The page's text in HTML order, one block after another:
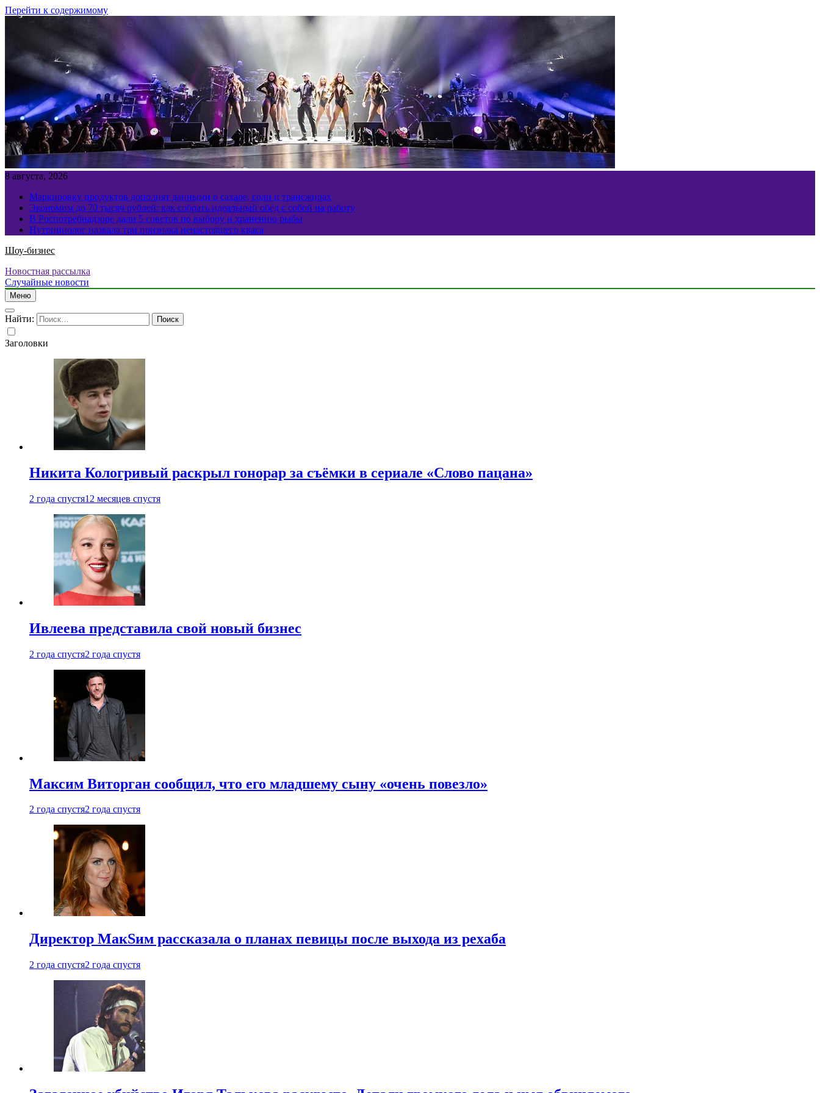
Перейти к содержимому
8 августа, 2026
Маркировку продуктов дополнят данными о сахаре, соли и трансжирах
Экономим до 70 тысяч рублей: как собрать идеальный обед с собой на работу
В Роспотребнадзоре дали 5 советов по выбору и хранению рыбы
Нутрициолог назвала три признака ненастоящего кваса
Шоу-бизнес
Новостная рассылка
Случайные новости
Меню
Найти:
Заголовки
Никита Кологривый раскрыл гонорар за съёмки в сериале «Слово пацана»
2 года спустя12 месяцев спустя
Ивлеева представила свой новый бизнес
2 года спустя2 года спустя
Максим Виторган сообщил, что его младшему сыну «очень повезло»
2 года спустя2 года спустя
Директор МакSим рассказала о планах певицы после выхода из рехаба
2 года спустя2 года спустя